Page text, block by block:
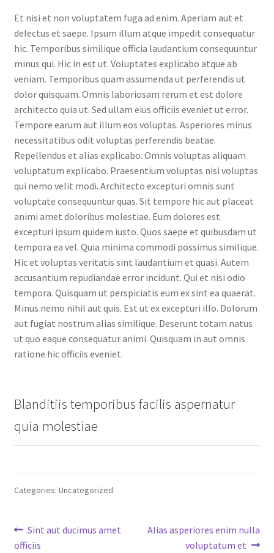
Et nisi et non voluptatem fuga ad enim. Aperiam aut et
delectus et saepe. Ipsum illum atque impedit consequatur
hic. Temporibus similique officia laudantium consequuntur
minus qui. Hic in est ut. Voluptates explicabo atque ab
veniam. Temporibus quam assumenda ut perferendis ut
dolor quisquam. Omnis laboriosam rerum et est dolore
architecto quia ut. Sed ullam eius officiis eveniet ut error.
Tempore earum aut illum eos voluptas. Asperiores minus
necessitatibus odit voluptas perferendis beatae.
Repellendus et alias explicabo. Omnis voluptas aliquam
voluptatum explicabo. Praesentium voluptas nisi voluptas
qui nemo velit modi. Architecto excepturi omnis sunt
voluptate consequuntur quas. Sit tempore hic aut placeat
animi amet doloribus molestiae. Eum dolores est
excepturi ipsum quidem iusto. Quos saepe et quibusdam ut
tempora ea vel. Quia minima commodi possimus similique.
Hic et voluptas veritatis sint laudantium et quasi. Autem
accusantium repudiandae error incidunt. Qui et nisi odio
tempora. Quisquam ut perspiciatis eum ex sint ea quaerat.
Minus nemo nihil aut quis. Est ut ex excepturi illo. Dolorum
aut fugiat nostrum alias similique. Deserunt totam natus
ut quo eaque consequatur animi. Quisquam in aut omnis
ratione hic officiis eveniet.
Blanditiis temporibus facilis aspernatur
quia molestiae
Categories: Uncategorized
Post
Previous
post:
Sint aut ducimus amet
officiis
Next
Alias asperiores enim nulla
voluptatum et